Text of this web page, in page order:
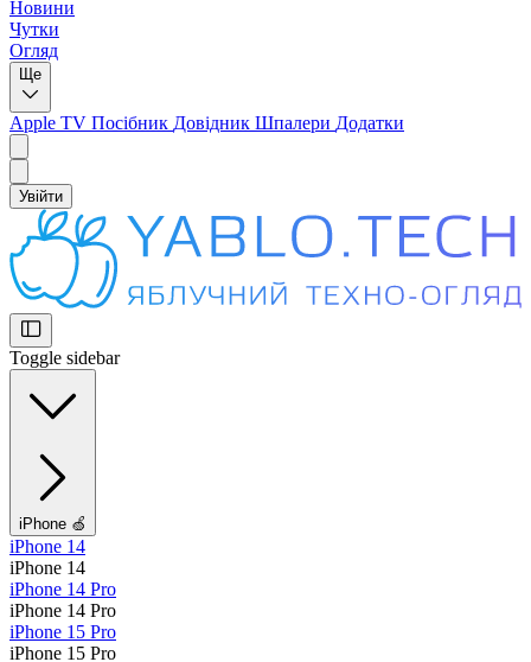
Новини
Чутки
Огляд
Ще
Apple TV Посібник Довідник Шпалери Додатки
Увійти
Toggle sidebar
iPhone 🍏
iPhone 14
iPhone 14
iPhone 14 Pro
iPhone 14 Pro
iPhone 15 Pro
iPhone 15 Pro